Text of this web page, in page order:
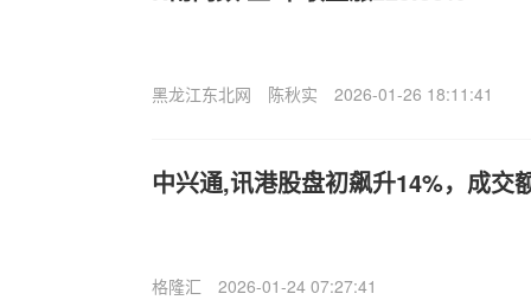
黑龙江东北网 陈秋实 2026-01-26 18:11:41
中兴通,讯港股盘初飙升14%，成交
格隆汇 2026-01-24 07:27:41